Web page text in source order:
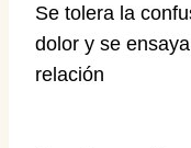
Se tolera la
dolor y se
relación